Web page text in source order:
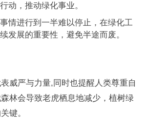
动，推动绿化事业。
情进行到一半难以停止，在绿化工
发展的重要性，避免半途而废。
威严与力量,同时也提醒人类尊重自
林会导致老虎栖息地减少，植树绿
键。